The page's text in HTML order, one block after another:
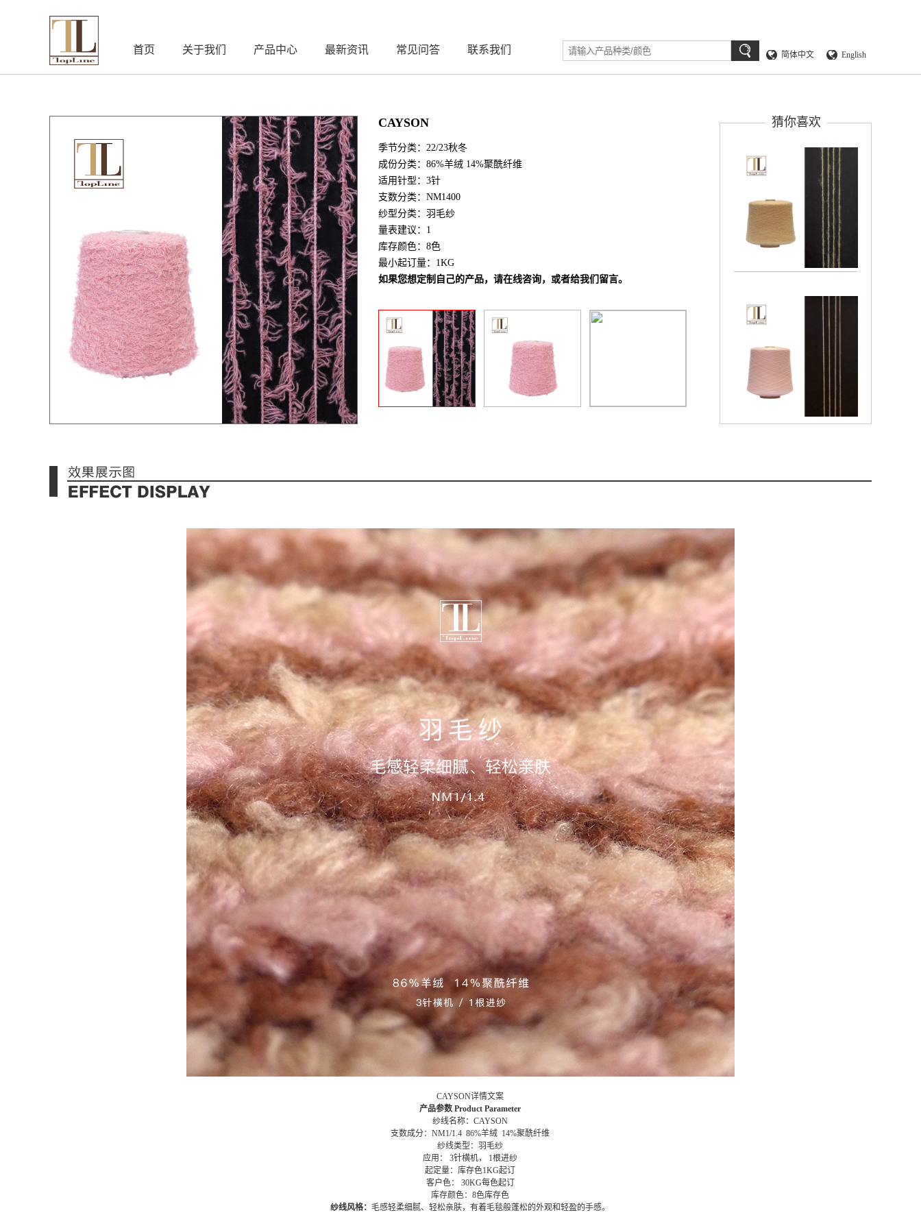
首页 关于我们 产品中心 最新资讯 常见问答 联系我们 简体中文 English
CAYSON
季节分类：22/23秋冬
成份分类：86%羊绒 14%聚酰纤维
适用针型：3针
支数分类：NM1400
纱型分类：羽毛纱
量表建议：1
库存颜色：8色
最小起订量：1KG
如果您想定制自己的产品，请在线咨询，或者给我们留言。
猜你喜欢
CAYSON详情文案
产品参数 Product Parameter
纱线名称： CAYSON
支数成分： NM1/1.4 86%羊绒 14%聚酰纤维
纱线类型：羽毛纱
应用：
3针横机，
1根进纱
起定量：库存色1KG起订
客户色：
30KG每色起订
库存颜色：8色库存色
纱线风格： 毛感轻柔细腻、轻松亲肤，有着毛毯般蓬松的外观和轻盈的手感。